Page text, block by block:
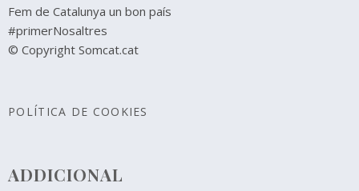
Fem de Catalunya un bon país
#primerNosaltres
© Copyright Somcat.cat
POLÍTICA DE COOKIES
ADDICIONAL